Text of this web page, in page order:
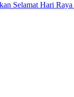
Selamat Hari